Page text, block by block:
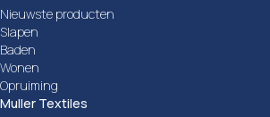
Nieuwste producten
Slapen
Baden
Wonen
Opruiming
Muller Textiles